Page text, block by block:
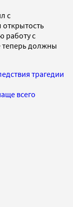
с
работу с
теперь должны
трагедии
всего